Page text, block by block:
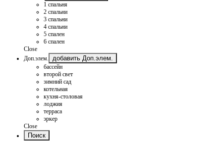
1 спальня
2 спальни
3 спальни
4 спальни
5 спален
6 спален
Close
Доп.элем.
добавить Доп.элем.
бассейн
второй свет
зимний сад
котельная
кухня-столовая
лоджия
терраса
эркер
Close